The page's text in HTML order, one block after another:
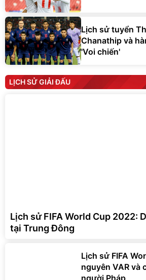
Lịch sử tuyển
Chanathip và
'Voi chiến'
LỊCH SỬ GIẢI ĐẤU
Lịch sử FIFA World Cup 2022:
tại Trung Đông
Lịch sử FIFA
nguyên VAR và